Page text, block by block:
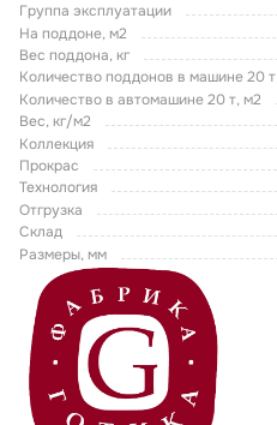
Группа эксплуатации
На поддоне, м2
Вес поддона, кг
Количество поддонов в машине 20 т
Количество в автомашине 20 т, м2
Вес, кг/м2
Коллекция
Прокрас
Технология
Отгрузка
Склад
Размеры, мм